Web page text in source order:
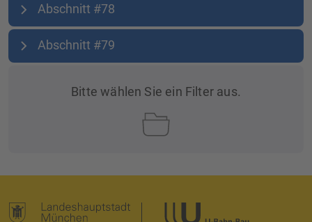
Abschnitt #78
Abschnitt #79
Bitte wählen Sie ein Filter aus.